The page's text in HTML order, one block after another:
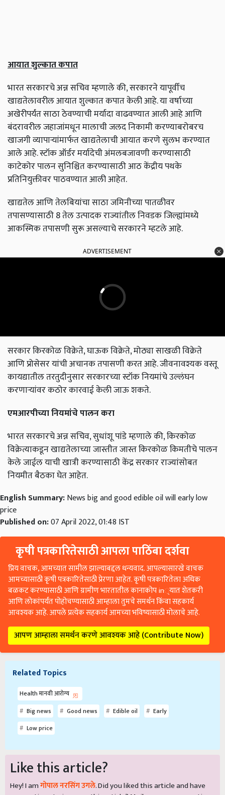
आयात शुल्कात कपात
भारत सरकारचे अन्न सचिव म्हणाले की, सरकारने यापूर्वीच
खाद्यतेलावरील आयात शुल्कात कपात केली आहे. या वर्षाच्या
अखेरीपर्यंत साठा ठेवण्याची मर्यादा वाढवण्यात आली आहे आणि
बंदरावरील जहाजांमधून मालाची जलद निकामी करण्याबरोबरच
खाजगी व्यापाऱ्यांमार्फत खाद्यतेलाची आयात करणे सुलभ करण्यात
आले आहे. स्टॉक ऑर्डर मर्यादेची अंमलबजावणी करण्यासाठी
काटेकोर पालन सुनिश्चित करण्यासाठी आठ केंद्रीय पथके
प्रतिनियुक्तीवर पाठवण्यात आली आहेत.
खाद्यतेल आणि तेलबियांचा साठा जमिनीच्या पातळीवर
तपासण्यासाठी 8 तेल उत्पादक राज्यांतील निवडक जिल्ह्यांमध्ये
आकस्मिक तपासणी सुरू असल्याचे सरकारने म्हटले आहे.
ADVERTISEMENT
सरकार किरकोळ विक्रेते, घाऊक विक्रेते, मोठ्या साखळी विक्रेते
आणि प्रोसेसर यांची अचानक तपासणी करत आहे. जीवनावश्यक वस्तू
कायद्यातील तरतुदीनुसार सरकारच्या स्टॉक नियमांचे उल्लंघन
करणाऱ्यांवर कठोर कारवाई केली जाऊ शकते.
एमआरपीच्या नियमांचे पालन करा
भारत सरकारचे अन्न सचिव, सुधांशू पांडे म्हणाले की, किरकोळ
विक्रेत्याकडून खाद्यतेलाच्या जास्तीत जास्त किरकोळ किमतीचे पालन
केले जाईल याची खात्री करण्यासाठी केंद्र सरकार राज्यांसोबत
नियमीत बैठका घेत आहेत.
English Summary:News big and good edible oil will early low
price
Published on:07 April 2022, 01:48 IST
कृषी पत्रकारितेसाठी आपला पाठिंबा दर्शवा
प्रिय वाचक, आमच्यात सामील झाल्याबद्दल धन्यवाद. आपल्यासारखे वाचक
आमच्यासाठी कृषी पत्रकारितेसाठी प्रेरणा आहेत. कृषी पत्रकारितेला अधिक
बळकट करण्यासाठी आणि ग्रामीण भारतातील कानाकोप in्यात शेतकरी
आणि लोकांपर्यंत पोहोचण्यासाठी आम्हाला तुमचे समर्थन किंवा सहकार्य
आवश्यक आहे. आपले प्रत्येक सहकार्य आमच्या भविष्यासाठी मोलाचे आहे.
आपण आम्हाला समर्थन करणे आवश्यक आहे (Contribute Now)
Related Topics
Health मानवी आरोग्य
Big news
Good news Edible oil
Early
Low price
Like this article?
Hey! I amगोपाल नरसिंग उगले. Did you liked this article and have